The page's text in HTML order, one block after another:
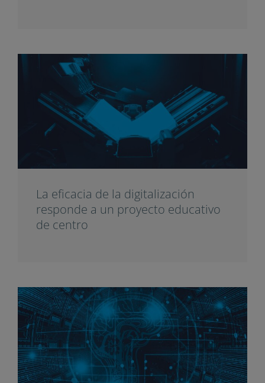
La eficacia de la digitalización
responde a un proyecto educativo
de centro